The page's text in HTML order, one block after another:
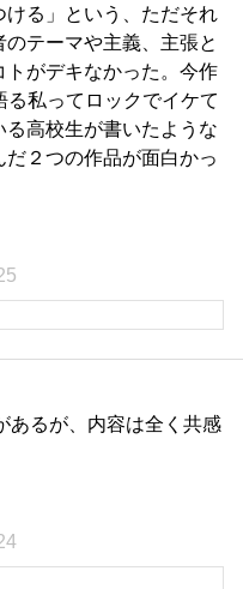
る」という、ただそれ
テーマや主義、主張と
がデキなかった。今作
私ってロックでイケて
高校生が書いたような
２つの作品が面白かっ
あるが、内容は全く共感